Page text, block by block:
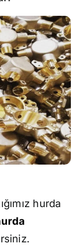
hurda